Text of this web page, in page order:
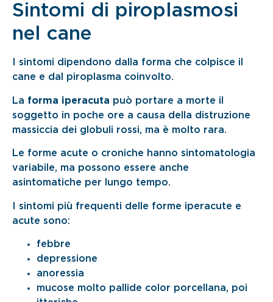
Sintomi di piroplasmosi
nel cane
I sintomi dipendono dalla forma che colpisce il
cane e dal piroplasma coinvolto.
La forma iperacuta può portare a morte il
soggetto in poche ore a causa della distruzione
massiccia dei globuli rossi, ma è molto rara.
Le forme acute o croniche hanno sintomatologia
variabile, ma possono essere anche
asintomatiche per lungo tempo.
I sintomi più frequenti delle forme iperacute e
acute sono:
febbre
depressione
anoressia
mucose molto pallide color porcellana, poi